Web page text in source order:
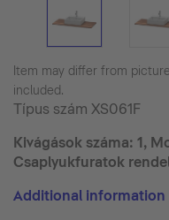
Item may differ from
included.
Típus szám XS061F
Kivágások száma: 1,
Csaplyukfuratok
Additional information